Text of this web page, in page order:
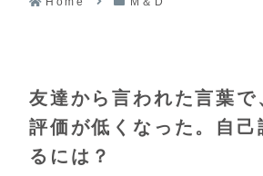
友達から言われた言葉で
評価が低くなった。自己
るには？